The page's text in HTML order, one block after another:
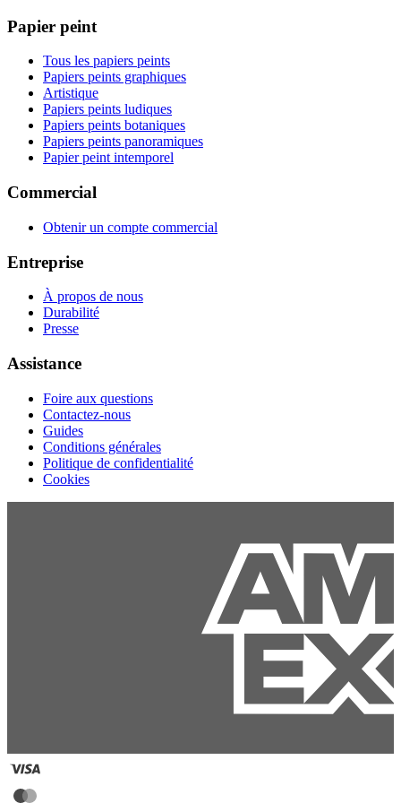
Papier peint
Tous les papiers peints
Papiers peints graphiques
Artistique
Papiers peints ludiques
Papiers peints botaniques
Papiers peints panoramiques
Papier peint intemporel
Commercial
Obtenir un compte commercial
Entreprise
À propos de nous
Durabilité
Presse
Assistance
Foire aux questions
Contactez-nous
Guides
Conditions générales
Politique de confidentialité
Cookies